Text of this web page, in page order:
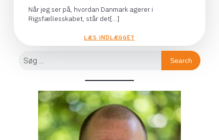
Når jeg ser på, hvordan Danmark agerer i
Rigsfællesskabet, står det[…]
LÆS INDLÆGGET
Search